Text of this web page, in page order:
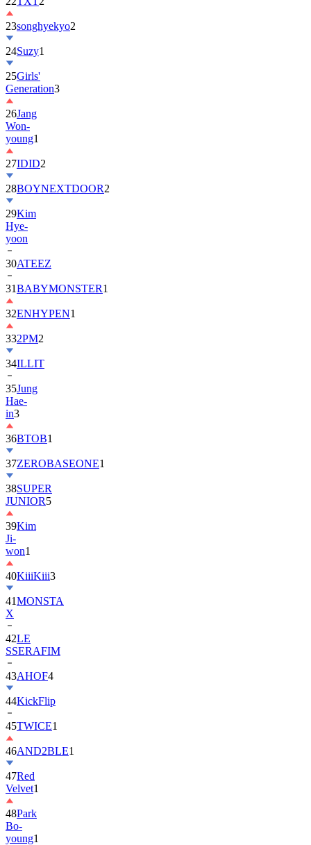
23songhyekyo2
24Suzy1
25Girls'
Generation3
26Jang
Won-
young1
27IDID2
28BOYNEXTDOOR2
29Kim
Hye-
yoon
30ATEEZ
31BABYMONSTER1
32ENHYPEN1
332PM2
34ILLIT
35Jung
Hae-
in3
36BTOB1
37ZEROBASEONE1
38SUPER
JUNIOR5
39Kim
Ji-
won1
40KiiiKiii3
41MONSTA
X
42LE
SSERAFIM
43AHOF4
44KickFlip
45TWICE1
46AND2BLE1
47Red
Velvet1
48Park
Bo-
young1